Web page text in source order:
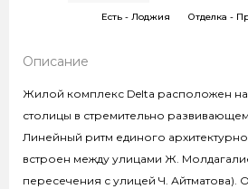
Есть - Лоджия Отделка -
Описание
Жилой комплекс Delta расположен
столицы в стремительно
Линейный ритм единого
встроен между улицами Ж.
пересечения с улицей Ч.